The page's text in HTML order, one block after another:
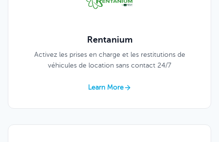
Rentanium
Activez les prises en charge et les restitutions de
véhicules de location sans contact 24/7
Learn More